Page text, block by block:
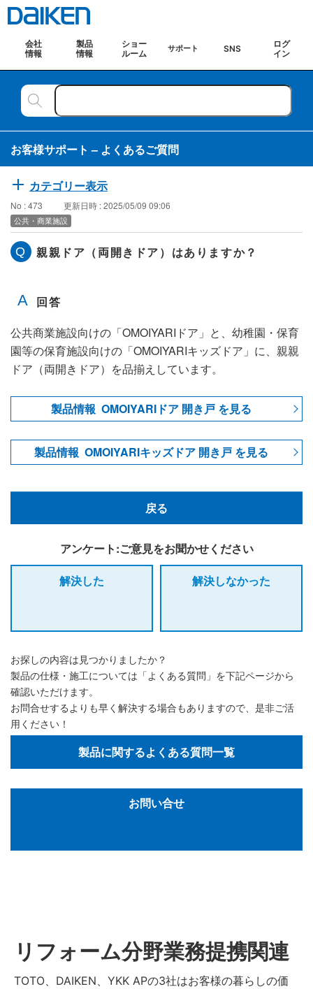
会社
情報
製品
情報
ショー
ルーム
サポート SNS
ログ
イン
お客様サポート – よくあるご質問
カテゴリー表示
No : 473 更新日時 : 2025/05/09 09:06
公共・商業施設
親親ドア（両開きドア）はありますか？
公共商業施設向けの「OMOIYARIドア」と、幼稚園・保育
園等の保育施設向けの「OMOIYARIキッズドア」に、親親
ドア（両開きドア）を品揃えしています。
製品情報 OMOIYARIドア 開き戸 を見る
製品情報 OMOIYARIキッズドア 開き戸 を見る
戻る
アンケート:ご意見をお聞かせください
解決した
解決しなかった
お探しの内容は見つかりましたか？
製品の仕様・施工については「よくある質問」を下記ページから
確認いただけます。
お問合せするよりも早く解決する場合もありますので、是非ご活
用ください！
製品に関するよくある質問一覧
お問い合せ
リフォーム分野業務提携関連
TOTO、DAIKEN、YKK APの3社はお客様の暮らしの価